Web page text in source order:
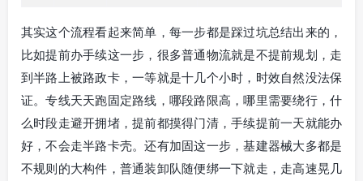
其实这个流程看起来简单，每一步都是踩过坑总结出来的，
比如提前办手续这一步，很多普通物流就是不提前规划，走
到半路上被路政卡，一等就是十几个小时，时效自然没法保
证。专线天天跑固定路线，哪段路限高，哪里需要绕行，什
么时段走避开拥堵，提前都摸得门清，手续提前一天就能办
好，不会走半路卡壳。还有加固这一步，基建器械大多都是
不规则的大构件，普通装卸队随便绑一下就走，走高速晃几